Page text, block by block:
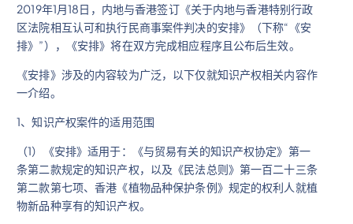
2019年1月18日，内地与香港签订《关于内地与香港特别行政
区法院相互认可和执行民商事案件判决的安排》（下称“《安
排》”），《安排》将在双方完成相应程序且公布后生效。
《安排》涉及的内容较为广泛，以下仅就知识产权相关内容作
一介绍。
1、知识产权案件的适用范围
（1）《安排》适用于：《与贸易有关的知识产权协定》第一
条第二款规定的知识产权，以及《民法总则》第一百二十三条
第二款第七项、香港《植物品种保护条例》规定的权利人就植
物新品种享有的知识产权。